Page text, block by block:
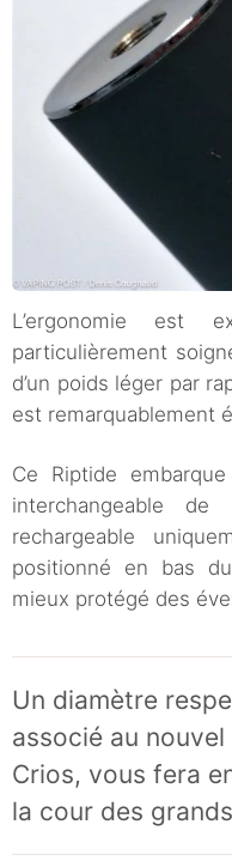
L’ergonomie
particulièrement
d’un poids léger par
est remarquablement
Ce Riptide
interchangeable
rechargeable
positionné en bas
mieux protégé des
Un diamètre
associé au
Crios, vous fera
la cour des